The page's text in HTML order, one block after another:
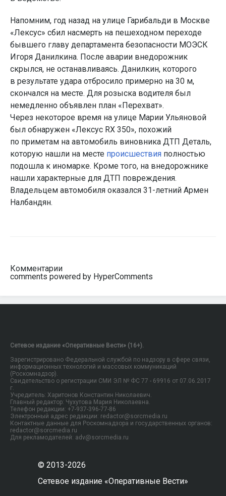
Напомним, год назад на улице Гарибальди в Москве
«Лексус» сбил насмерть на пешеходном переходе
бывшего главу департамента безопасности МОЭСК
Игоря Данилкина. После аварии внедорожник
скрылся, не останавливаясь. Данилкин, которого
в результате удара отбросило примерно на 30 м,
скончался на месте. Для розыска водителя был
немедленно объявлен план «Перехват».
Через некоторое время на улице Марии Ульяновой
был обнаружен «Лексус RX 350», похожий
по приметам на автомобиль виновника ДТП Деталь,
которую нашли на месте происшествия полностью
подошла к иномарке. Кроме того, на внедорожнике
нашли характерные для ДТП повреждения.
Владельцем автомобиля оказался 31-летний Армен
Налбандян.
Комментарии
comments powered by HyperComments
Сетевое издание «Оперативные Вести» (16+).
Зарегистрировано Федеральной службой по надзору в сфере связи,
информационных технологий и массовых коммуникаций
(Роскомнадзор).
Свидетельство о регистрации СМИ ЭЛ № ФС 77 - 69916 от 07.06.2017
г.
Учредитель: Харитонов Константин Николаевич.
Главный редактор: Чухутова Мария Николаевна.
Телефон редакции: +7-937-396-77-86
Электронный адрес редакции: redactor@sorcmedia.ru
Контактные данные для Роскомнадзора и государственных органов:
redactor@sorcmedia.ru
Для рекламодателей: adv@sorcmedia.ru
© 2013-2026
Сетевое издание «Оперативные Вести»